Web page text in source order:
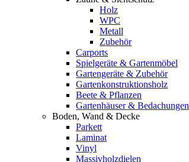
Holz
WPC
Metall
Zubehör
Carports
Spielgeräte & Gartenmöbel
Gartengeräte & Zubehör
Gartenkonstruktionsholz
Beete & Pflanzen
Gartenhäuser & Bedachungen
Boden, Wand & Decke
Parkett
Laminat
Vinyl
Massivholzdielen